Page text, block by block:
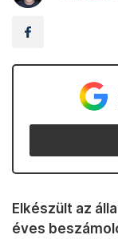
Elkészült az
éves